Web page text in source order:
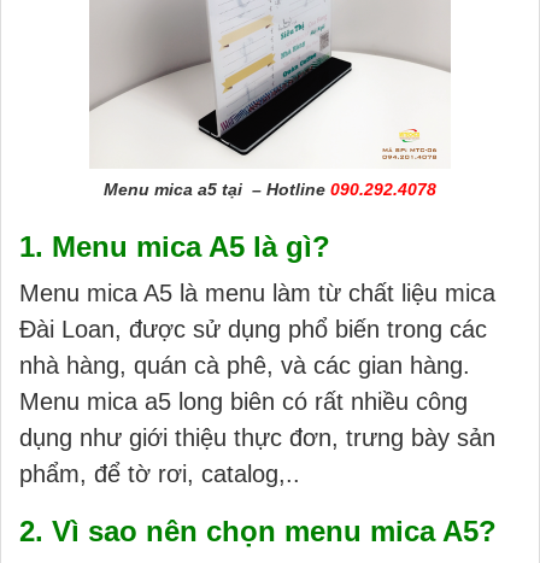
Menu mica a5 tại – Hotline 090.292.4078
1. Menu mica A5 là gì?
Menu mica A5 là menu làm từ chất liệu mica
Đài Loan, được sử dụng phổ biến trong các
nhà hàng, quán cà phê, và các gian hàng.
Menu mica a5 long biên có rất nhiều công
dụng như giới thiệu thực đơn, trưng bày sản
phẩm, để tờ rơi, catalog,..
2. Vì sao nên chọn menu mica A5?